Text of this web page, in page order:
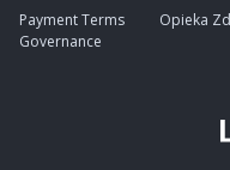
Payment Terms
Governance
Opieka